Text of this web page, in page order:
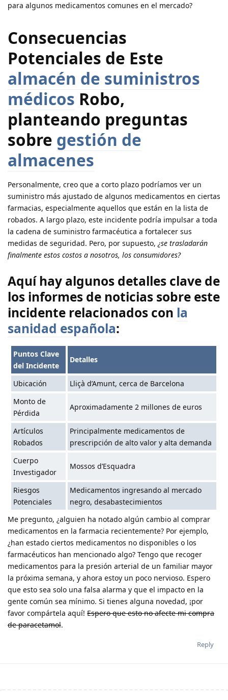
para algunos medicamentos comunes en el mercado?
Consecuencias
Potenciales de Este
almacén de suministros
médicos Robo,
planteando preguntas
sobre gestión de
almacenes
Personalmente, creo que a corto plazo podríamos ver un
suministro más ajustado de algunos medicamentos en ciertas
farmacias, especialmente aquellos que están en la lista de
robados. A largo plazo, este incidente podría impulsar a toda
la cadena de suministro farmacéutica a fortalecer sus
medidas de seguridad. Pero, por supuesto, ¿se trasladarán
finalmente estos costos a nosotros, los consumidores?
Aquí hay algunos detalles clave de
los informes de noticias sobre este
incidente relacionados con la
sanidad española:
Puntos Clave
del Incidente
Detalles
Ubicación
Lliçà d’Amunt, cerca de Barcelona
Monto de
Pérdida
Aproximadamente 2 millones de euros
Artículos
Robados
Principalmente medicamentos de
prescripción de alto valor y alta demanda
Cuerpo
Investigador
Mossos d’Esquadra
Riesgos
Potenciales
Medicamentos ingresando al mercado
negro, desabastecimientos
Me pregunto, ¿alguien ha notado algún cambio al comprar
medicamentos en la farmacia recientemente? Por ejemplo,
¿han estado ciertos medicamentos no disponibles o los
farmacéuticos han mencionado algo? Tengo que recoger
medicamentos para la presión arterial de un familiar mayor
la próxima semana, y ahora estoy un poco nervioso. Espero
que esto sea solo una falsa alarma y que el impacto en la
gente común sea mínimo. Si tienes alguna novedad, ¡por
favor compártela aquí! Espero que esto no afecte mi compra
de paracetamol.
Reply